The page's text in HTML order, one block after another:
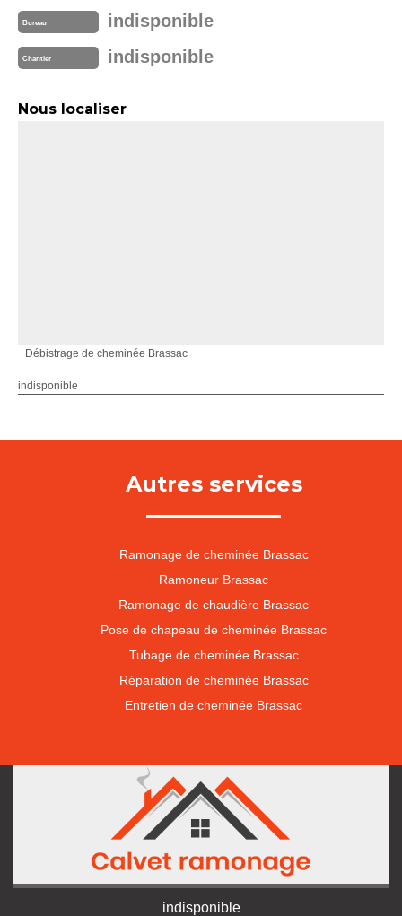
Bureau indisponible
Chantier indisponible
Nous localiser
Débistrage de cheminée Brassac
indisponible
Autres services
Ramonage de cheminée Brassac
Ramoneur Brassac
Ramonage de chaudière Brassac
Pose de chapeau de cheminée Brassac
Tubage de cheminée Brassac
Réparation de cheminée Brassac
Entretien de cheminée Brassac
indisponible